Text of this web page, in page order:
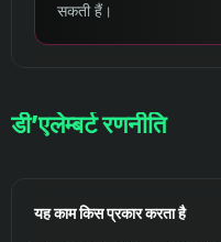
सकती हैं।
डी’एलेम्बर्ट रणनीति
यह काम किस प्रकार करता है